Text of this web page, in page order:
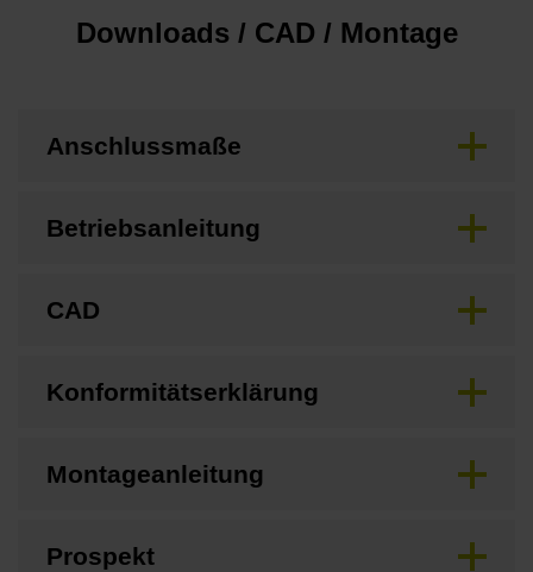
Downloads / CAD / Montage
Anschlussmaße
Betriebsanleitung
CAD
Konformitätserklärung
Montageanleitung
Prospekt